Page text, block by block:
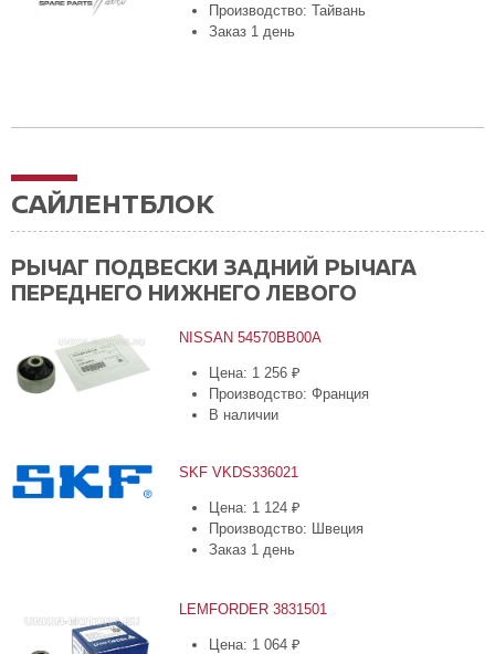
Производство: Тайвань
Заказ 1 день
САЙЛЕНТБЛОК
РЫЧАГ ПОДВЕСКИ ЗАДНИЙ РЫЧАГА
ПЕРЕДНЕГО НИЖНЕГО ЛЕВОГО
NISSAN 54570BB00A
Цена: 1 256 ₽
Производство: Франция
В наличии
SKF VKDS336021
Цена: 1 124 ₽
Производство: Швеция
Заказ 1 день
LEMFORDER 3831501
Цена: 1 064 ₽